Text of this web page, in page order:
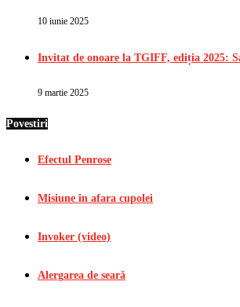
10 iunie 2025
Invitat de onoare la TGIFF, ediția 2025:
9 martie 2025
Povestiri
Efectul Penrose
Misiune în afara cupolei
Invoker (video)
Alergarea de seară